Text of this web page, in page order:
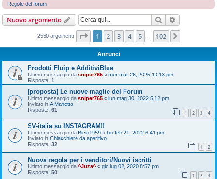
Regole del forum
Nuovo argomento Cerca
2550 argomenti Pagina di 102
1 2 3 4 5 102
Annunci
Prodotti Fluip e AdditiviBlue
Ultimo messaggio da sniper765 « mer mar 26, 2025 10:13 pm
Risposte: 1
[proposta] Le nuove maglie del Forum
Ultimo messaggio da sniper765 « lun mag 30, 2022 5:12 pm
Inviato in A Manetta
Risposte: 61 1 2 3 4
SV-italia su INSTAGRAM!!
Ultimo messaggio da Bicio1959 « lun feb 21, 2022 6:41 pm
Inviato in Chiacchiere da aperitivo
Risposte: 32 1 2
Nuova regola per i venditori/Nuovi iscritti
Ultimo messaggio da ^Juza^ « gio lug 02, 2020 8:57 pm
Risposte: 50 1 2 3